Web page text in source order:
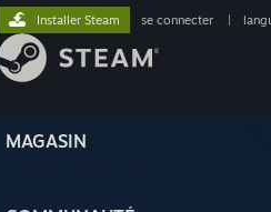
MAGASIN
Installer Steam se connecter